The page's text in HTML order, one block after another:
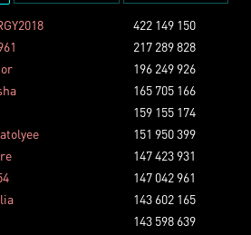
422 149 150
217 289 828
196 249 926
165 705 166
159 155 174
151 950 399
147 423 931
147 042 961
143 602 165
143 598 639